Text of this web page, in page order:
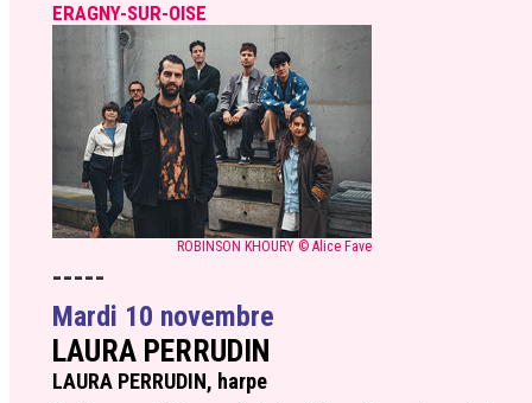
ERAGNY-SUR-OISE
ROBINSON KHOURY © Alice Fave
-----
Mardi 10 novembre
LAURA PERRUDIN
LAURA PERRUDIN, harpe